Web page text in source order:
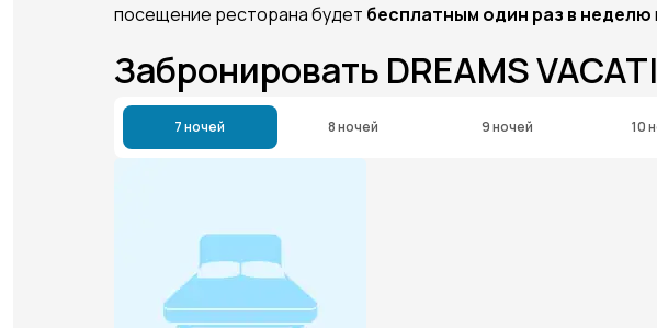
посещение ресторана будет бесплатным один раз в неделю
Забронировать DREAMS
7 ночей 8 ночей 9 ночей 10